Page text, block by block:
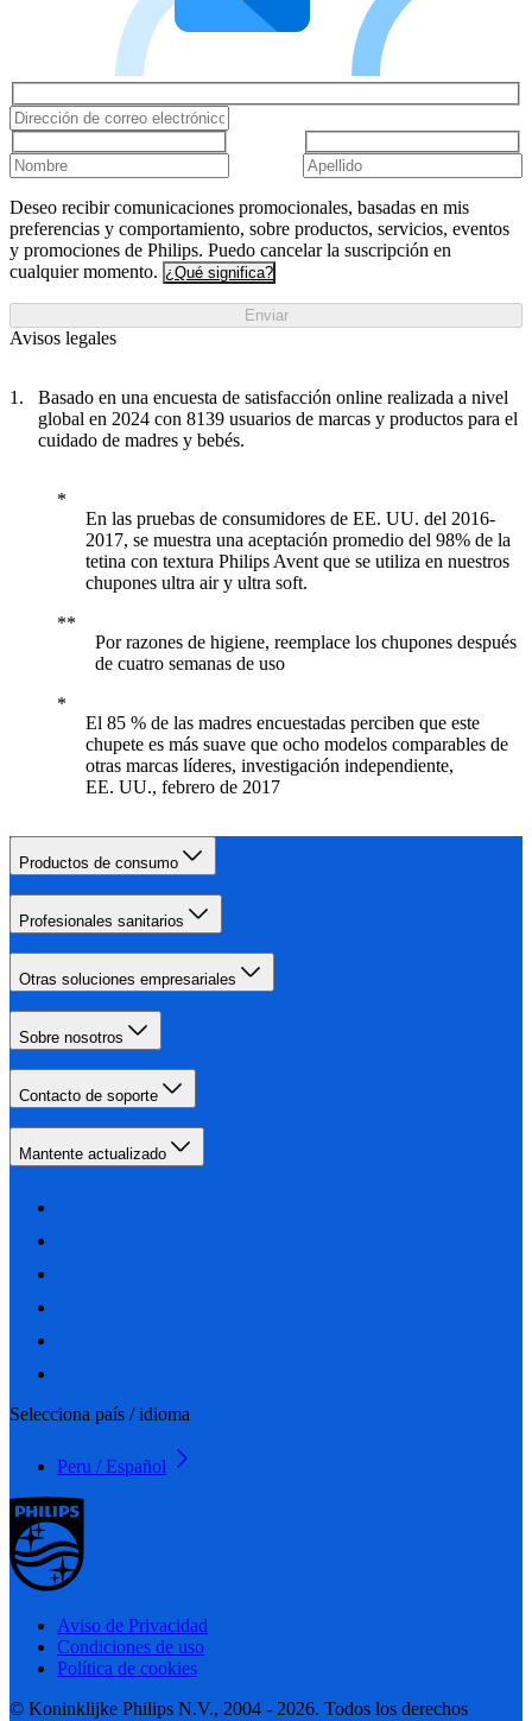
Deseo recibir comunicaciones promocionales, basadas en mis
preferencias y comportamiento, sobre productos, servicios, eventos
y promociones de Philips. Puedo cancelar la suscripción en
cualquier momento. ¿Qué significa?
Enviar
Avisos legales
Basado en una encuesta de satisfacción online realizada a nivel
global en 2024 con 8139 usuarios de marcas y productos para el
cuidado de madres y bebés.
En las pruebas de consumidores de EE. UU. del 2016-
2017, se muestra una aceptación promedio del 98% de la
tetina con textura Philips Avent que se utiliza en nuestros
chupones ultra air y ultra soft.
Por razones de higiene, reemplace los chupones después
de cuatro semanas de uso
El 85 % de las madres encuestadas perciben que este
chupete es más suave que ocho modelos comparables de
otras marcas líderes, investigación independiente,
EE. UU., febrero de 2017
Productos de consumo
Profesionales sanitarios
Otras soluciones empresariales
Sobre nosotros
Contacto de soporte
Mantente actualizado
Selecciona país / idioma
Peru / Español
Aviso de Privacidad
Condiciones de uso
Política de cookies
© Koninklijke Philips N.V., 2004 - 2026. Todos los derechos